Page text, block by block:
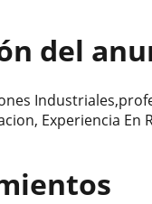
del
Experiencia En